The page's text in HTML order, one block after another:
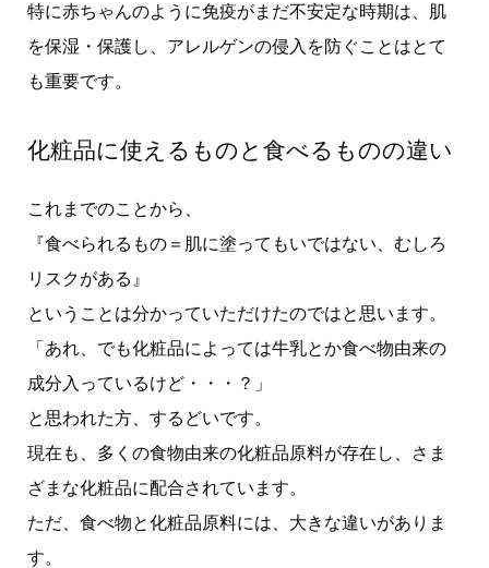
特に赤ちゃんのように免疫がまだ不安定な時期は、肌
を保湿・保護し、アレルゲンの侵入を防ぐことはとて
も重要です。
化粧品に使えるものと食べるものの違い
これまでのことから、
『食べられるもの＝肌に塗ってもいではない、むしろ
リスクがある』
ということは分かっていただけたのではと思います。
「あれ、でも化粧品によっては牛乳とか食べ物由来の
成分入っているけど・・・？」
と思われた方、するどいです。
現在も、多くの食物由来の化粧品原料が存在し、さま
ざまな化粧品に配合されています。
ただ、食べ物と化粧品原料には、大きな違いがありま
す。